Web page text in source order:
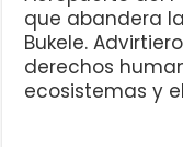
que abandera
Bukele.
derechos
ecosistemas y